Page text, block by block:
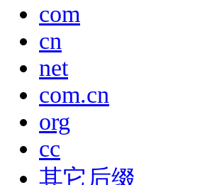
com
cn
net
com.cn
org
cc
其它后缀